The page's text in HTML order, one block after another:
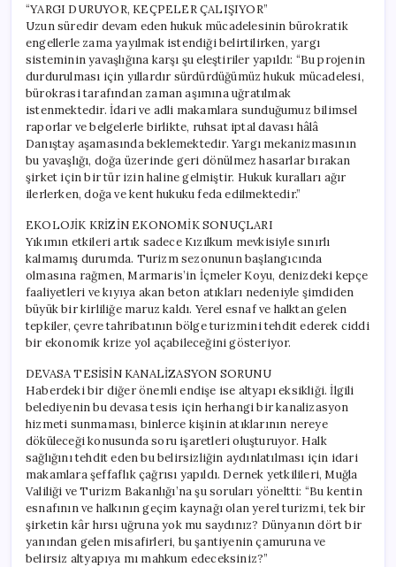
“YARGI DURUYOR, KEÇPELER ÇALIŞIYOR”
Uzun süredir devam eden hukuk mücadelesinin bürokratik
engellerle zama yayılmak istendiği belirtilirken, yargı
sisteminin yavaşlığına karşı şu eleştiriler yapıldı: “Bu projenin
durdurulması için yıllardır sürdürdüğümüz hukuk mücadelesi,
bürokrasi tarafından zaman aşımına uğratılmak
istenmektedir. İdari ve adli makamlara sunduğumuz bilimsel
raporlar ve belgelerle birlikte, ruhsat iptal davası hâlâ
Danıştay aşamasında beklemektedir. Yargı mekanizmasının
bu yavaşlığı, doğa üzerinde geri dönülmez hasarlar bırakan
şirket için bir tür izin haline gelmiştir. Hukuk kuralları ağır
ilerlerken, doğa ve kent hukuku feda edilmektedir.”
EKOLOJİK KRİZİN EKONOMİK SONUÇLARI
Yıkımın etkileri artık sadece Kızılkum mevkisiyle sınırlı
kalmamış durumda. Turizm sezonunun başlangıcında
olmasına rağmen, Marmaris’in İçmeler Koyu, denizdeki kepçe
faaliyetleri ve kıyıya akan beton atıkları nedeniyle şimdiden
büyük bir kirliliğe maruz kaldı. Yerel esnaf ve halktan gelen
tepkiler, çevre tahribatının bölge turizmini tehdit ederek ciddi
bir ekonomik krize yol açabileceğini gösteriyor.
DEVASA TESİSİN KANALİZASYON SORUNU
Haberdeki bir diğer önemli endişe ise altyapı eksikliği. İlgili
belediyenin bu devasa tesis için herhangi bir kanalizasyon
hizmeti sunmaması, binlerce kişinin atıklarının nereye
döküleceği konusunda soru işaretleri oluşturuyor. Halk
sağlığını tehdit eden bu belirsizliğin aydınlatılması için idari
makamlara şeffaflık çağrısı yapıldı. Dernek yetkilileri, Muğla
Valiliği ve Turizm Bakanlığı’na şu soruları yöneltti: “Bu kentin
esnafının ve halkının geçim kaynağı olan yerel turizmi, tek bir
şirketin kâr hırsı uğruna yok mu saydınız? Dünyanın dört bir
yanından gelen misafirleri, bu şantiyenin çamuruna ve
belirsiz altyapıya mı mahkum edeceksiniz?”